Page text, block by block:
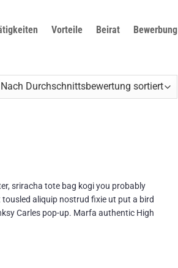
Vorteile Beirat Bewerbung
sriracha tote bag kogi you probably
aliquip nostrud fixie ut put a bird
Carles pop-up. Marfa authentic High